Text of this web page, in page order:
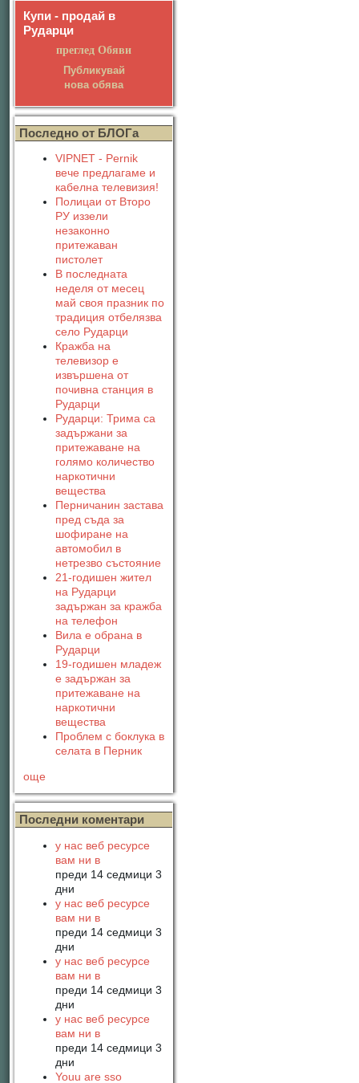
Купи - продай в
Рударци
преглед Обяви
Публикувай
нова обява
Последно от БЛОГа
VIPNET - Pernik
вече предлагаме и
кабелна телевизия!
Полицаи от Второ
РУ иззели
незаконно
притежаван
пистолет
В последната
неделя от месец
май своя празник по
традиция отбелязва
село Рударци
Кражба на
телевизор е
извършена от
почивна станция в
Рударци
Рударци: Трима са
задържани за
притежаване на
голямо количество
наркотични
вещества
Перничанин застава
пред съда за
шофиране на
автомобил в
нетрезво състояние
21-годишен жител
на Рударци
задържан за кражба
на телефон
Вила е обрана в
Рударци
19-годишен младеж
е задържан за
притежаване на
наркотични
вещества
Проблем с боклука в
селата в Перник
още
Последни коментари
у нас веб ресурсе
вам ни в
преди 14 седмици 3
дни
у нас веб ресурсе
вам ни в
преди 14 седмици 3
дни
у нас веб ресурсе
вам ни в
преди 14 седмици 3
дни
у нас веб ресурсе
вам ни в
преди 14 седмици 3
дни
Youu are sso